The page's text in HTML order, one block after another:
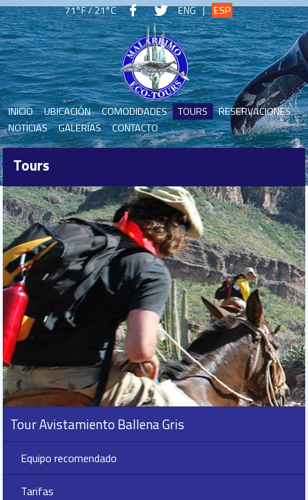
71°F / 21°C ENG | ESP
INICIO UBICACIÓN COMODIDADES TOURS
RESERVACIONES
NOTICIAS
GALERÍAS CONTACTO
Tours
Tour Avistamiento Ballena Gris
Equipo recomendado
Tarifas